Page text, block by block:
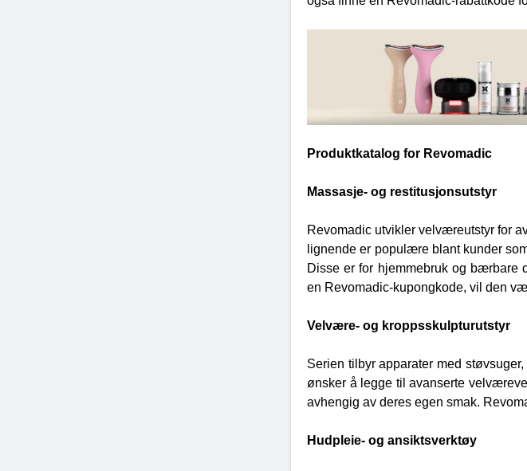
Produktkatalog for Revomadic
Massasje- og restitusjonsutstyr
Revomadic utvikler velværeutstyr for
lignende er populære blant kunder
Disse er for hjemmebruk og bærbare
en Revomadic-kupongkode, vil den
Velvære- og kroppsskulpturutstyr
Serien tilbyr apparater med
ønsker å legge til avanserte
avhengig av deres egen smak.
Hudpleie- og ansiktsverktøy